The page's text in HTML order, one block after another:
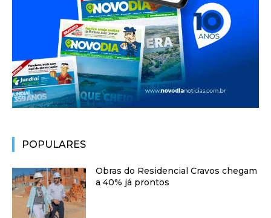
POPULARES
Obras do Residencial Cravos chegam
a 40% já prontos